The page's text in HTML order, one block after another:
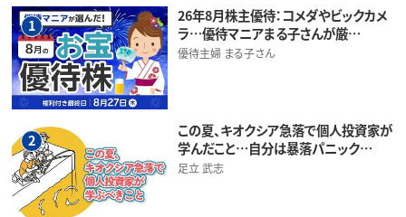
1
26年8月株主優待：コメダやビックカメ
ラ…優待マニアまる子さんが厳…
優待主婦 まる子さん
2
この夏、キオクシア急落で個人投資家が
学んだこと…自分は暴落パニック…
足立 武志